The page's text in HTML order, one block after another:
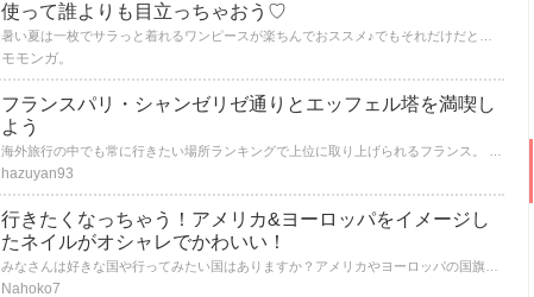
使って誰よりも目立っちゃおう♡
モモンガ。
フランスパリ・シャンゼリゼ通りとエッフェル塔を満喫し
よう
hazuyan93
行きたくなっちゃう！アメリカ&ヨーロッパをイメージし
たネイルがオシャレでかわいい！
Nahoko7